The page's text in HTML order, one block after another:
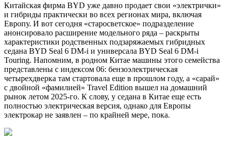
Китайская фирма BYD уже давно продает свои «электрички»
и гибриды практически во всех регионах мира, включая
Европу. И вот сегодня «старосветское» подразделение
анонсировало расширение модельного ряда – раскрыты
характеристики родственных подзаряжаемых гибридных
седана BYD Seal 6 DM-i и универсала BYD Seal 6 DM-i
Touring. Напомним, в родном Китае машины этого семейства
представлены с индексом 06: бензоэлектрическая
четырехдверка там стартовала еще в прошлом году, а «сарай»
с двойной «фамилией» Travel Edition вышел на домашний
рынок летом 2025-го. К слову, у седана в Китае еще есть
полностью электрическая версия, однако для Европы
электрокар не заявлен – по крайней мере, пока.